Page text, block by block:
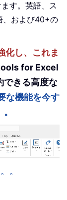
す。英語、ス
、および40+の
し、これま
for Excel
できる高度な
な機能を今す
。